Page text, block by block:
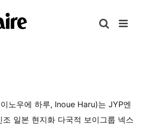
노우에 하루, Inoue Haru)는 JYP엔
일본 현지화 다국적 보이그룹 넥스